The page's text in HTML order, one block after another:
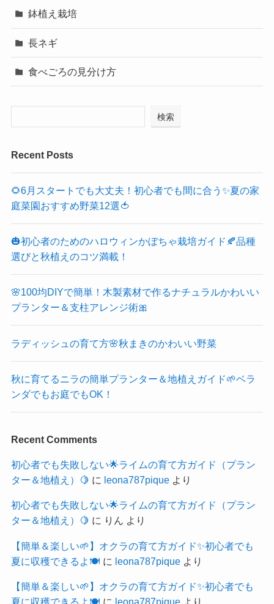
鉢植え栽培
長ネギ
食べごろの見分け方
検索
Recent Posts
🌻6月スタートでも大丈夫！初心者でも間に合う✨夏の家
庭菜園おすすめ野菜12選🍅
🎃初心者のためのハロウィンかぼちゃ栽培ガイド🍂品種
選びと秋植えのコツ満載！
🌸100均DIYで簡単！木製素材で作るナチュラルかわいい
プランター＆支柱アレンジ術🎀
ラディッシュの育て方🌸秋まきのかわいい野菜
秋に育てるニラの簡単プランター＆地植えガイド🌱ベラ
ンダでもお庭でもOK！
Recent Comments
初心者でも失敗しない🌟ライムの育て方ガイド（プラン
ター＆地植え）🍋 に leona787piqueより
初心者でも失敗しない🌟ライムの育て方ガイド（プラン
ター＆地植え）🍋 に りん より
【簡単＆楽しい🌱】オクラの育て方ガイド✨初心者でも
夏に収穫できるよ🍽️ に leona787piqueより
【簡単＆楽しい🌱】オクラの育て方ガイド✨初心者でも
夏に収穫できるよ🍽️ に leona787piqueより